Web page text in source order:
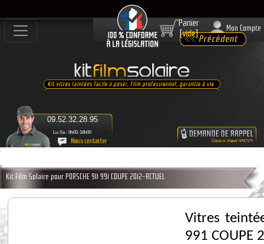
Lu-Sa : 9h00-18h00
09.52.32.28.95
Panier
[vide]
Mon Compte
Kit Film Solaire pour PORSCHE 911 991 COUPE 2012-ACTUEL
Vitres
991 COUPE